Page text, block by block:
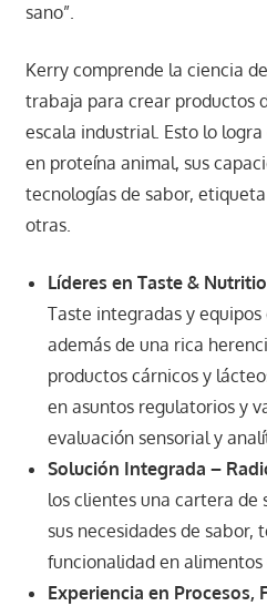
sano”.
Kerry comprende la ciencia
trabaja para crear productos
escala industrial. Esto lo
en proteína animal, sus
tecnologías de sabor,
otras.
Líderes en Taste &
Taste integradas​ y
además de una rica
productos cárnicos y
en asuntos regulatorios​ y
evaluación sensorial y
Solución Integrada –
los clientes una cartera de
sus necesidades de sabor,
funcionalidad en
Experiencia en